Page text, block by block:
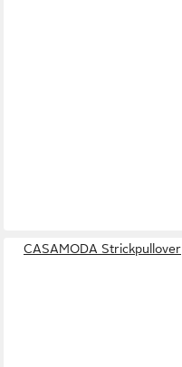
CASAMODA Strickpullover